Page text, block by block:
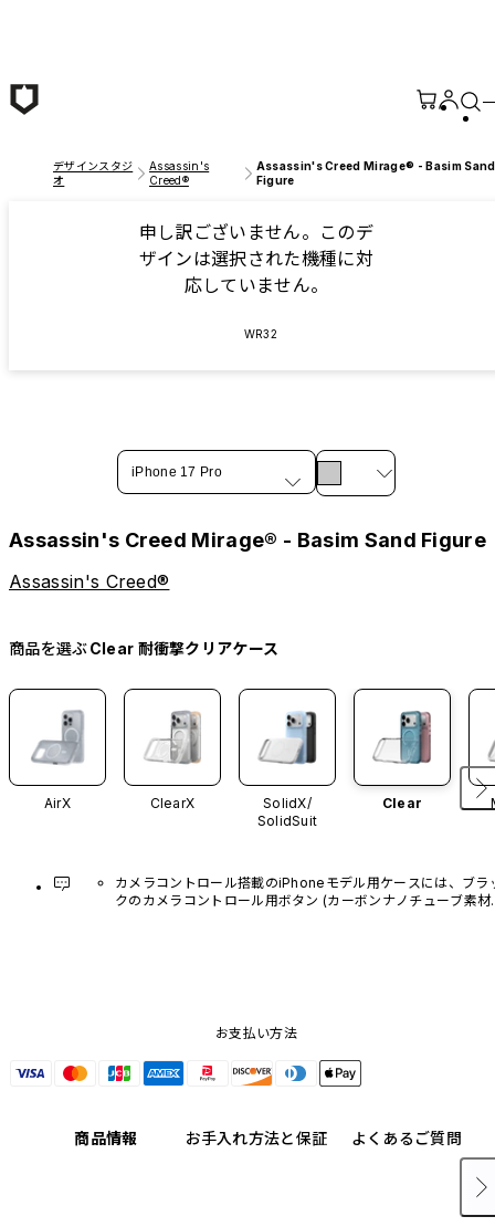
デザインスタジ
オ
Assassin's
Creed®
Assassin's Creed Mirage® - Basim Sand
Figure
申し訳ございません。このデ
ザインは選択された機種に対
応していません。
WR32
iPhone 17 Pro
Assassin's Creed Mirage® - Basim Sand Figure
Assassin's Creed®
商品を選ぶClear 耐衝撃クリアケース
AirX ClearX
SolidX/
SolidSuit
Clear
カメラコントロール搭載のiPhoneモデル用ケースには、ブラ
クのカメラコントロール用ボタン (カーボンナノチューブ素材)
お支払い方法
商品情報 お手入れ方法と保証 よくあるご質問